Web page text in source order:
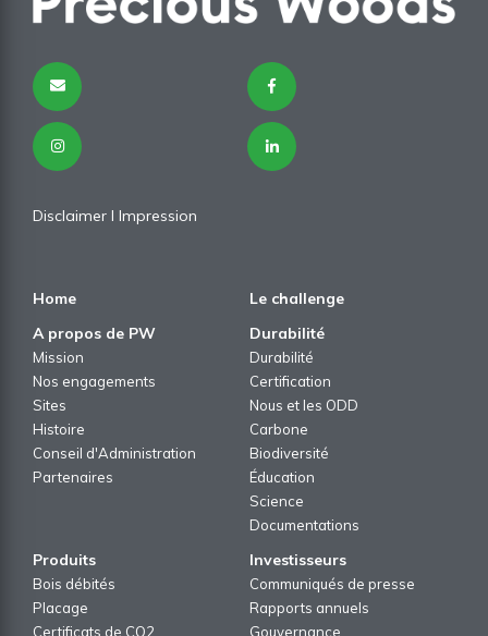
Disclaimer I Impression
Home
Le challenge
A propos de PW
Mission
Nos engagements
Sites
Histoire
Conseil d'Administration
Partenaires
Durabilité
Durabilité
Certification
Nous et les ODD
Carbone
Biodiversité
Éducation
Science
Documentations
Produits
Bois débités
Placage
Certificats de CO2
Investisseurs
Communiqués de presse
Rapports annuels
Gouvernance